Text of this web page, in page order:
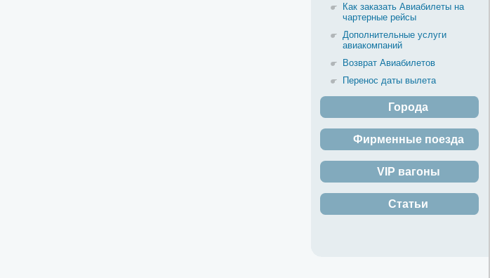
Как заказать Авиабилеты на
чартерные рейсы
Дополнительные услуги
авиакомпаний
Возврат Авиабилетов
Перенос даты вылета
Города
Фирменные поезда
VIP вагоны
Статьи